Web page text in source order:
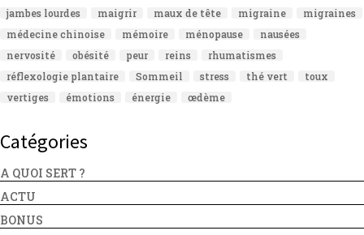
jambes lourdes
maigrir maux de tête migraine
migraines
médecine chinoise
mémoire ménopause
nausées
nervosité
obésité peur reins
rhumatismes
réflexologie plantaire
Sommeil stress thé vert
toux
vertiges
émotions énergie œdème
Catégories
A QUOI SERT ?
ACTU
BONUS